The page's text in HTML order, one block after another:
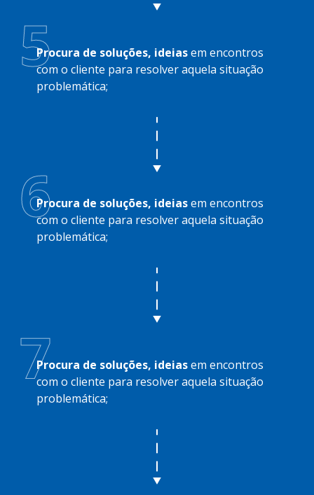
5Procura de soluções, ideiasem encontros
com o cliente para resolver aquela situação
problemática;
6Procura de soluções, ideiasem encontros
com o cliente para resolver aquela situação
problemática;
7Procura de soluções, ideiasem encontros
com o cliente para resolver aquela situação
problemática;